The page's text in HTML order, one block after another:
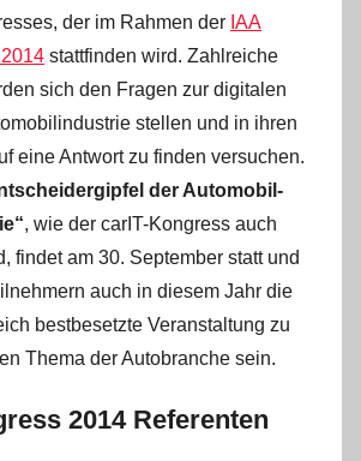
der im Rahmen der IAA
stattfinden wird. Zahlreiche
sich den Fragen zur digitalen
stellen und in ihren
eine Antwort zu finden versuchen.
der Automobil-
, wie der carIT-Kongress auch
findet am 30. September statt und
auch in diesem Jahr die
bestbesetzte Veranstaltung zu
Thema der Autobranche sein.
2014 Referenten